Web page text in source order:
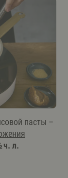
пасты –
ч. л.